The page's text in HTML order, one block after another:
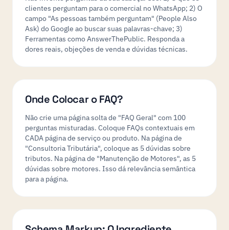
clientes perguntam para o comercial no WhatsApp; 2) O
campo "As pessoas também perguntam" (People Also
Ask) do Google ao buscar suas palavras-chave; 3)
Ferramentas como AnswerThePublic. Responda a
dores reais, objeções de venda e dúvidas técnicas.
Onde Colocar o FAQ?
Não crie uma página solta de "FAQ Geral" com 100
perguntas misturadas. Coloque FAQs contextuais em
CADA página de serviço ou produto. Na página de
"Consultoria Tributária", coloque as 5 dúvidas sobre
tributos. Na página de "Manutenção de Motores", as 5
dúvidas sobre motores. Isso dá relevância semântica
para a página.